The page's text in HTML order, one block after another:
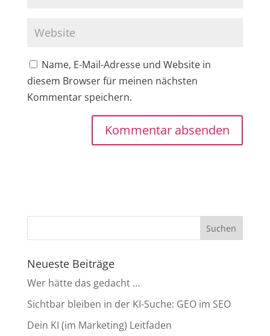
Name, E-Mail-Adresse und Website in
diesem Browser für meinen nächsten
Kommentar speichern.
Neueste Beiträge
Wer hätte das gedacht …
Sichtbar bleiben in der KI-Suche: GEO im SEO
Dein KI (im Marketing) Leitfaden